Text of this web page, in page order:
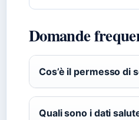
Domande
Cos’è il permesso di
Quali sono i dati